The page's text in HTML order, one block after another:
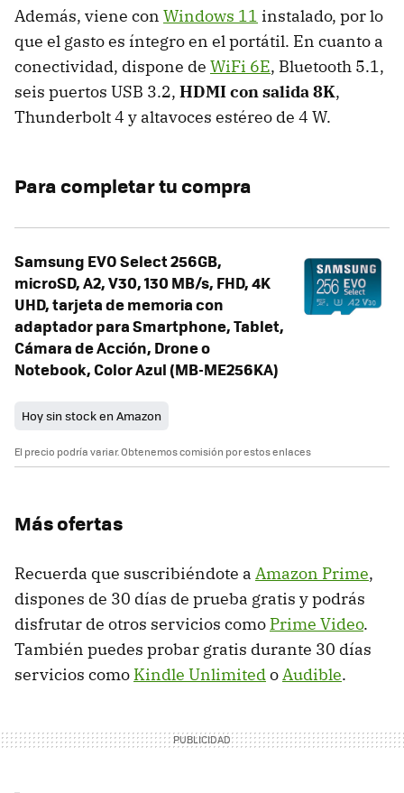
Además, viene con Windows 11 instalado, por lo
que el gasto es íntegro en el portátil. En cuanto a
conectividad, dispone de WiFi 6E, Bluetooth 5.1,
seis puertos USB 3.2, HDMI con salida 8K,
Thunderbolt 4 y altavoces estéreo de 4 W.
Para completar tu compra
Samsung EVO Select 256GB,
microSD, A2, V30, 130 MB/s, FHD, 4K
UHD, tarjeta de memoria con
adaptador para Smartphone, Tablet,
Cámara de Acción, Drone o
Notebook, Color Azul (MB-ME256KA)
Hoy sin stock en Amazon
El precio podría variar. Obtenemos comisión por estos enlaces
Más ofertas
Recuerda que suscribiéndote a Amazon Prime,
dispones de 30 días de prueba gratis y podrás
disfrutar de otros servicios como Prime Video.
También puedes probar gratis durante 30 días
servicios como Kindle UnlimitedoAudible.